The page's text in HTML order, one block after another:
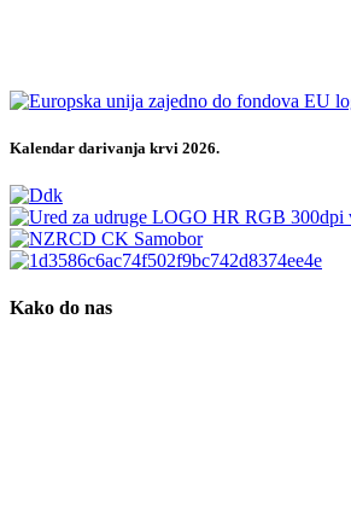
Kalendar darivanja krvi 2026.
Kako do nas